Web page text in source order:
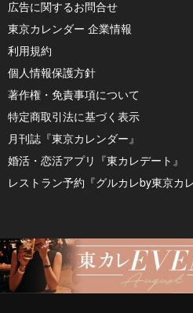
広告に関するお問合せ
東京カレンダー 企業情報
利用規約
個人情報保護方針
著作権・免責事項について
特定商取引法に基づく表示
月刊誌『東京カレンダー』
婚活・恋活アプリ『東カレデート』
レストラン予約『グルカレby東京カ
©